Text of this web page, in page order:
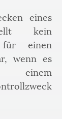
eines
kein
einen
wenn es